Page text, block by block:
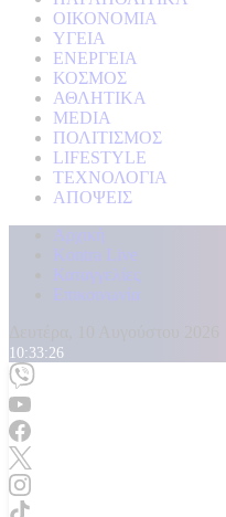
ΟΙΚΟΝΟΜΙΑ
ΥΓΕΙΑ
ΕΝΕΡΓΕΙΑ
ΚΟΣΜΟΣ
ΑΘΛΗΤΙΚΑ
MEDIA
ΠΟΛΙΤΙΣΜΟΣ
LIFESTYLE
ΤΕΧΝΟΛΟΓΙΑ
ΑΠΟΨΕΙΣ
Αρχική
Kontra Live
Καταγγελίες
Επικοινωνία
10:33:28